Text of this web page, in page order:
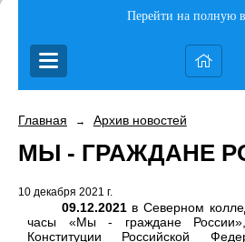
Перейти на полную
Главная → Архив новостей
МЫ - ГРАЖДАНЕ
10 декабря 2021 г.
09.12.2021 в Северном
часы «Мы - граждане
Конституции Российской